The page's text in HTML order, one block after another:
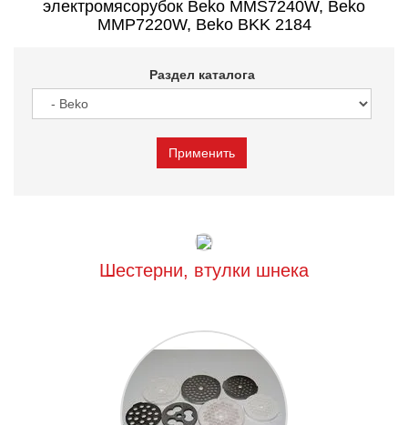
электромясорубок Beko MMS7240W, Beko
MMP7220W, Beko BKK 2184
Раздел каталога
Шестерни, втулки шнека